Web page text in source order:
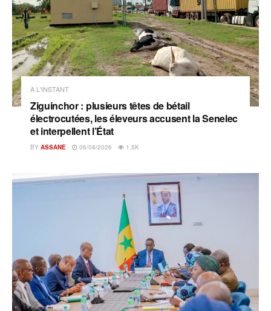
A L'INSTANT
Ziguinchor : plusieurs têtes de bétail
électrocutées, les éleveurs accusent la Senelec
et interpellent l’État
BY ASSANE 06/08/2026 1.5K